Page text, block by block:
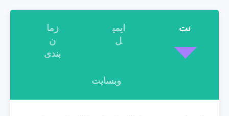
نت
ایمی
ل
زما
ن
بندی
وبسایت